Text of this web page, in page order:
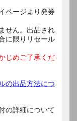
ページより発券
せん。出品され
に限りリセール
じめご了承くだ
の出品方法につ
の詳細について